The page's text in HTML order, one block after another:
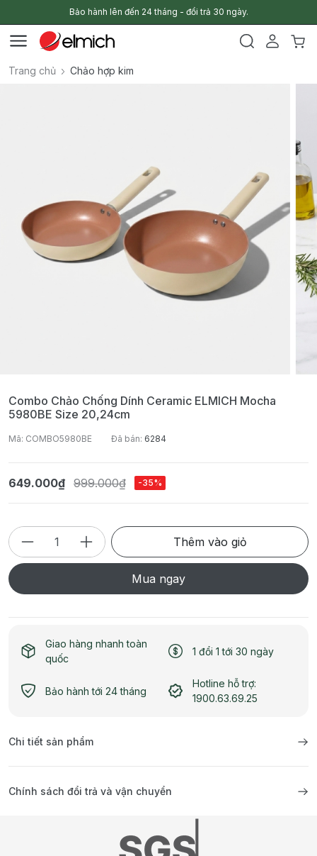
Bảo hành lên đến 24 tháng - đổi trả 30 ngày.
Trang chủ Chảo hợp kim
Combo Chảo Chống Dính Ceramic ELMICH Mocha
5980BE Size 20,24cm
Mã: COMBO5980BE Đã bán: 6284
649.000₫ 999.000₫ -35%
Thêm vào giỏ
Mua ngay
Giao hàng nhanh toàn
quốc
1 đổi 1 tới 30 ngày
Bảo hành tới 24 tháng
Hotline hỗ trợ:
1900.63.69.25
Chi tiết sản phẩm
Chính sách đổi trả và vận chuyển